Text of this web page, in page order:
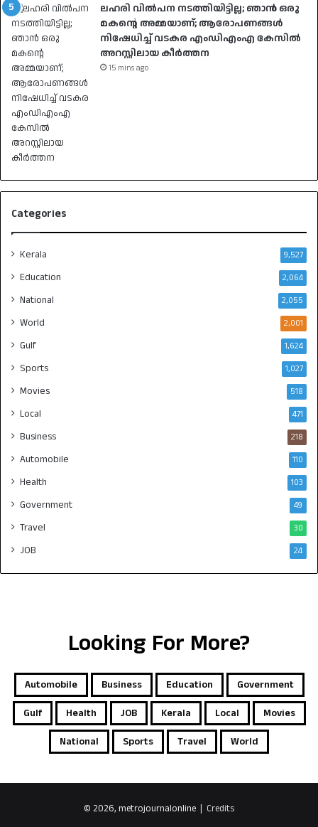
ലഹരി വിൽപന നടത്തിയിട്ടില്ല; ഞാൻ ഒരു
മകൻ്റെ അമ്മയാണ്; ആരോപണങ്ങൾ
നിഷേധിച്ച് വടകര എംഡിഎംഎ കേസിൽ
അറസ്റ്റിലായ കീർത്തന
15 mins ago
Categories
Kerala 9,527
Education 2,064
National 2,055
World 2,001
Gulf 1,624
Sports 1,027
Movies 518
Local 471
Business 218
Automobile 110
Health 103
Government 49
Travel 30
JOB 24
Looking For More?
Automobile Business Education
Government
Gulf
Health JOB Kerala Local
Movies
National
Sports Travel World
© 2026, metrojournalonline | Credits